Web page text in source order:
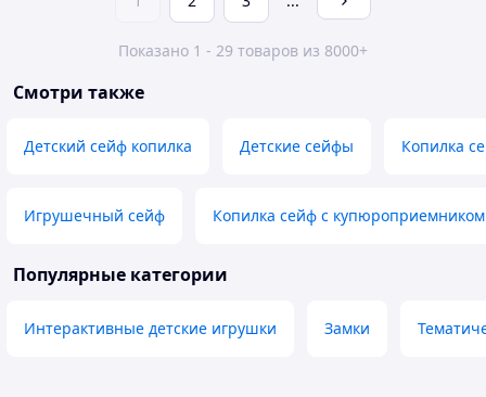
Показано 1 - 29 товаров из 8000+
Смотри также
Детский сейф копилка Детские сейфы Копилка
Игрушечный сейф Копилка сейф с купюроприемником
Популярные категории
Интерактивные детские игрушки Замки